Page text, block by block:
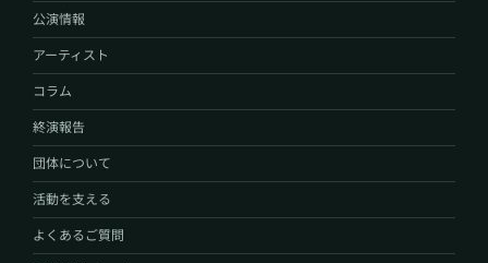
公演情報
アーティスト
コラム
終演報告
団体について
活動を支える
よくあるご質問